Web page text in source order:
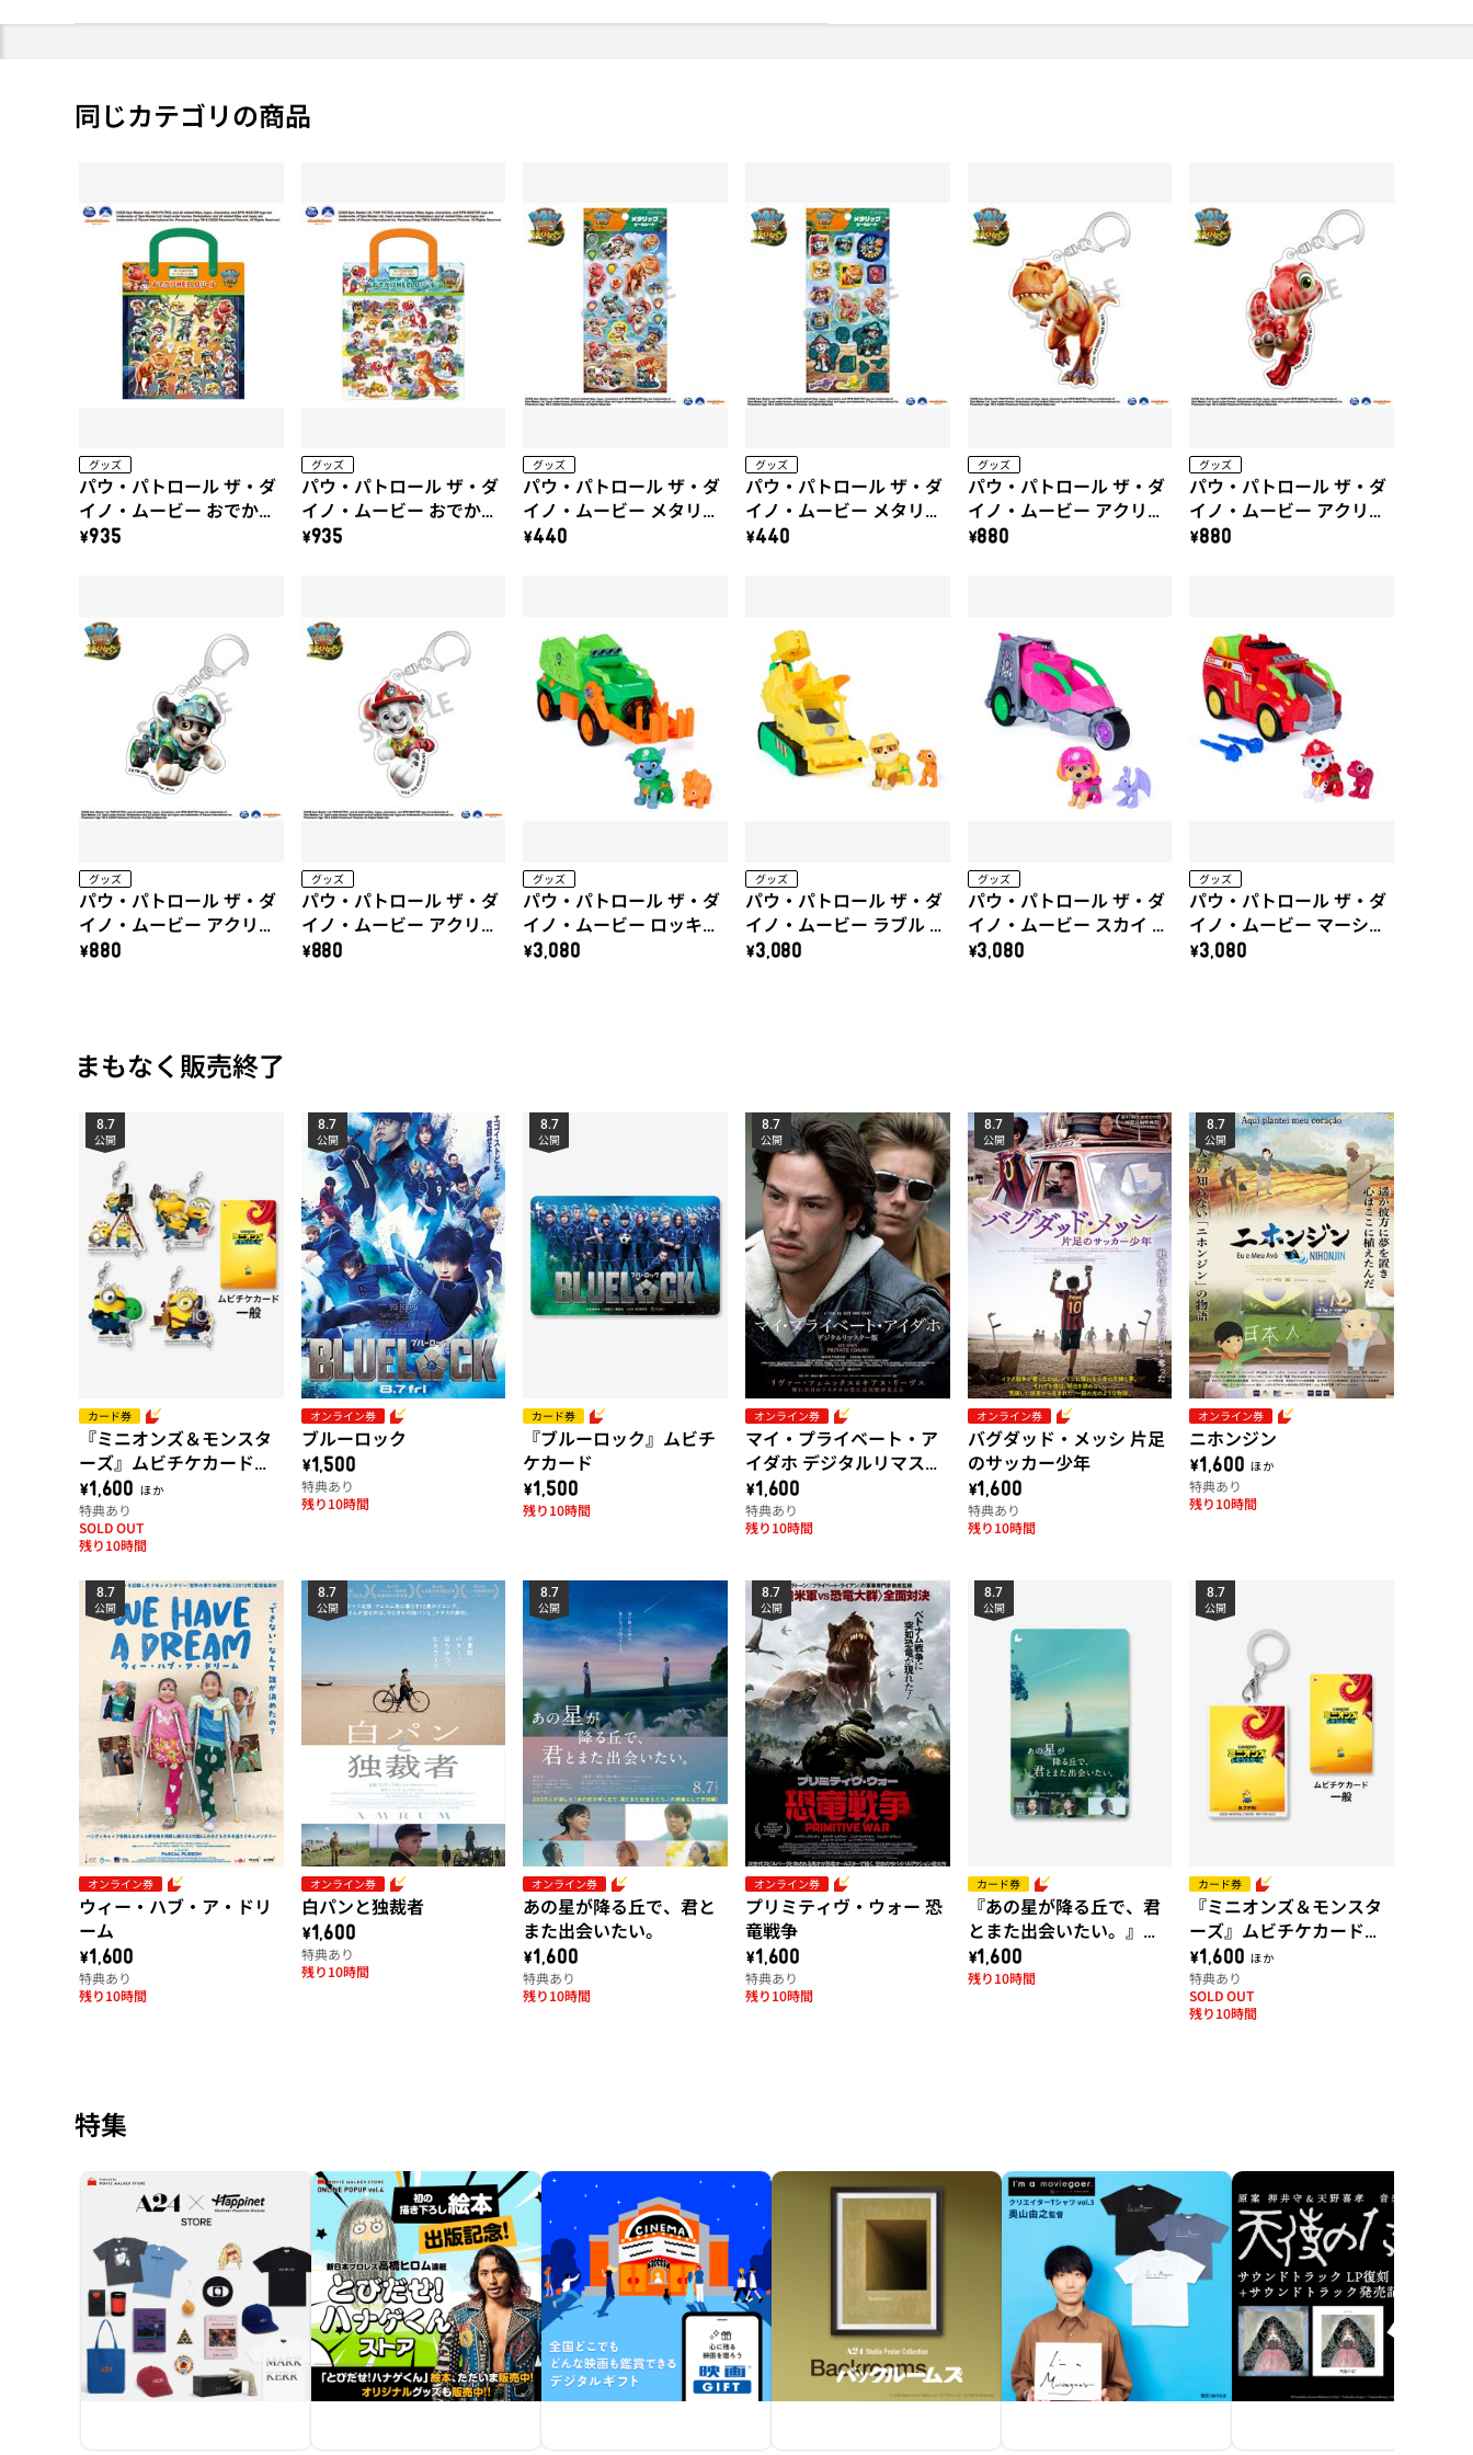
同じカテゴリの商品
グッズ
パウ・パトロール ザ・ダ
イノ・ムービー おでかけ
HELLOシール（B）
\935
グッズ
パウ・パトロール ザ・ダ
イノ・ムービー おでかけ
HELLOシール（A）
\935
グッズ
パウ・パトロール ザ・ダ
イノ・ムービー メタリッ
クシールシート（B）
\440
グッズ
パウ・パトロール ザ・ダ
イノ・ムービー メタリッ
クシールシート（A）
\440
グッズ
パウ・パトロール ザ・ダ
イノ・ムービー アクリル
キーホルダー（ティミ
\880
グッズ
パウ・パトロール ザ・ダ
イノ・ムービー アクリル
キーホルダー（ルバー
\880
グッズ
パウ・パトロール ザ・ダ
イノ・ムービー アクリル
キーホルダー（レック
\880
グッズ
パウ・パトロール ザ・ダ
イノ・ムービー アクリル
キーホルダー（マーシャ
\880
グッズ
パウ・パトロール ザ・ダ
イノ・ムービー ロッキー
ダイノクルーザー(トリケ
\3,080
グッズ
パウ・パトロール ザ・ダ
イノ・ムービー ラブル ダ
イノドーザー(ヴェロキラ
\3,080
グッズ
パウ・パトロール ザ・ダ
イノ・ムービー スカイ ダ
イノジェット(プテラノド
\3,080
グッズ
パウ・パトロール ザ・ダ
イノ・ムービー マーシャ
ル ダイノファイヤートラ
\3,080
まもなく販売終了
8.7
公開
カード券
『ミニオンズ＆モンスタ
ーズ』ムビチケカード
【第2弾】
\1,600 ほか
特典あり
SOLD OUT
残り10時間
8.7
公開
オンライン券
ブルーロック
\1,500
特典あり
残り10時間
8.7
公開
カード券
『ブルーロック』ムビチ
ケカード
\1,500
残り10時間
8.7
公開
オンライン券
マイ・プライベート・ア
イダホ デジタルリマスタ
ー版
\1,600
特典あり
残り10時間
8.7
公開
オンライン券
バグダッド・メッシ 片足
のサッカー少年
\1,600
特典あり
残り10時間
8.7
公開
オンライン券
ニホンジン
\1,600 ほか
特典あり
残り10時間
8.7
公開
オンライン券
ウィー・ハブ・ア・ドリ
ーム
\1,600
特典あり
残り10時間
8.7
公開
オンライン券
白パンと独裁者
\1,600
特典あり
残り10時間
8.7
公開
オンライン券
あの星が降る丘で、君と
また出会いたい。
\1,600
特典あり
残り10時間
8.7
公開
オンライン券
プリミティヴ・ウォー 恐
竜戦争
\1,600
特典あり
残り10時間
8.7
公開
カード券
『あの星が降る丘で、君
とまた出会いたい。』ム
ビチケカード
\1,600
残り10時間
8.7
公開
カード券
『ミニオンズ＆モンスタ
ーズ』ムビチケカード
【第1弾】
\1,600 ほか
特典あり
SOLD OUT
残り10時間
特集